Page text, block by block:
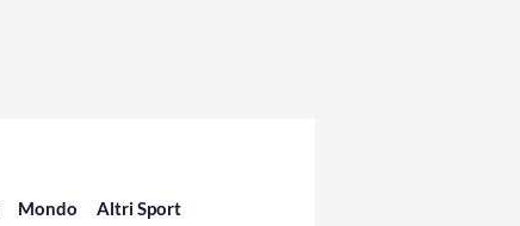
Mondo Altri Sport